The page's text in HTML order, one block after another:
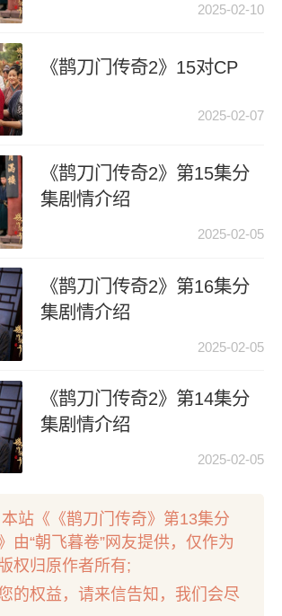
2025-02-10
《鹊刀门传奇2》15对CP
2025-02-07
《鹊刀门传奇2》第15集分
集剧情介绍
2025-02-05
《鹊刀门传奇2》第16集分
集剧情介绍
2025-02-05
《鹊刀门传奇2》第14集分
集剧情介绍
2025-02-05
本站《《鹊刀门传奇》第13集分
由“朝飞暮卷”网友提供，仅作为
权归原作者所有;
的权益，请来信告知，我们会尽